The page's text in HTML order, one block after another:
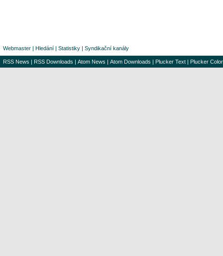
Webmaster | Hledání | Statistiky | Syndikační kanály
RSS News | RSS Downloads | Atom News | Atom Downloads | Plucker Text | Plucker Color